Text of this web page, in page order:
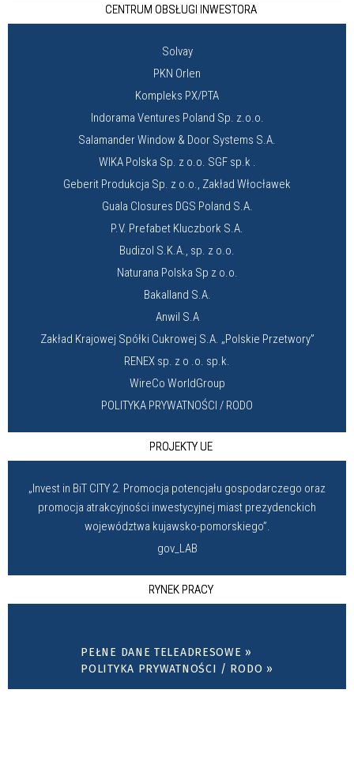
CENTRUM OBSŁUGI INWESTORA
Solvay
PKN Orlen
Kompleks PX/PTA
Indorama Ventures Poland Sp. z.o.o.
Salamander Window & Door Systems S.A.
WIKA Polska Sp. z o.o. SGF sp.k .
Geberit Produkcja Sp. z o.o., Zakład Włocławek
Guala Closures DGS Poland S.A.
P.V. Prefabet Kluczbork S.A.
Budizol S.K.A., sp. z o.o.
Naturana Polska Sp z o.o.
Bakalland S.A.
Anwil S.A
Zakład Krajowej Spółki Cukrowej S.A. „Polskie Przetwory”
RENEX sp. z o .o. sp.k.
WireCo WorldGroup
POLITYKA PRYWATNOŚCI / RODO
PROJEKTY UE
„Invest in BiT CITY 2. Promocja potencjału gospodarczego oraz
promocja atrakcyjności inwestycyjnej miast prezydenckich
województwa kujawsko-pomorskiego”.
gov_LAB
RYNEK PRACY
PEŁNE DANE TELEADRESOWE »
POLITYKA PRYWATNOŚCI / RODO »